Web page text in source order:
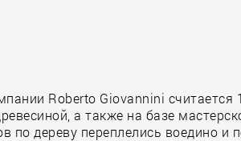
Roberto Giovannini
а также на базе
по дереву переплелись воедино